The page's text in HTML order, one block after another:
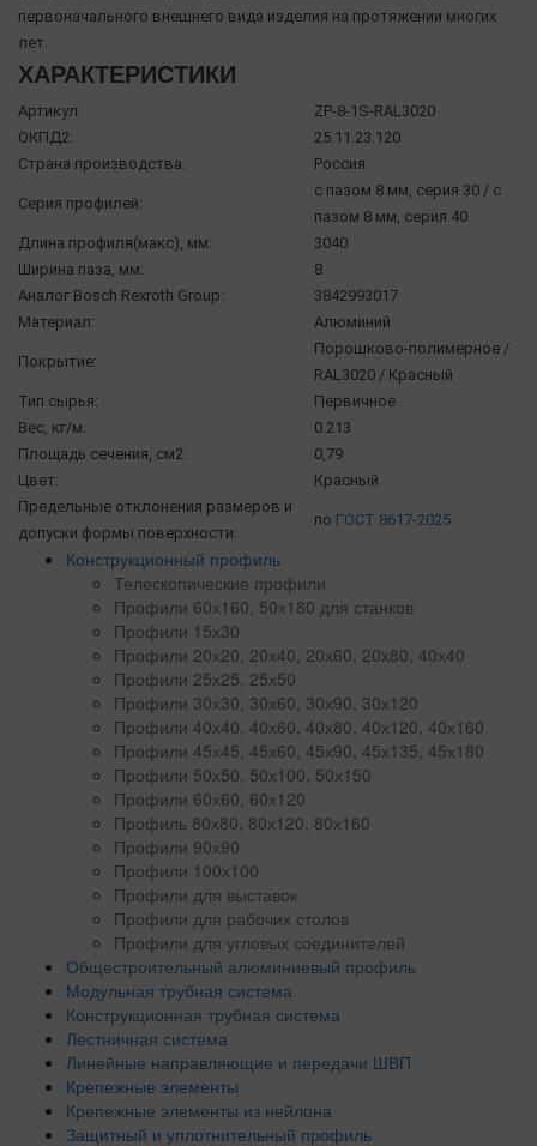
первоначального внешнего вида изделия на протяжении многих
лет.
ХАРАКТЕРИСТИКИ
Артикул:
ZP-8-1S-RAL3020
ОКПД2:
25.11.23.120
Страна производства:
Россия
Серия профилей:
с пазом 8 мм, серия 30 / с
пазом 8 мм, серия 40
Длина профиля(макс), мм:
3040
Ширина паза, мм:
8
Аналог Bosch Rexroth Group:
3842993017
Материал:
Алюминий
Покрытие:
Порошково-полимерное /
RAL3020 / Красный
Тип сырья:
Первичное
Вес, кг/м:
0.213
Площадь сечения, см2:
0,79
Цвет:
Красный
Предельные отклонения размеров и
допуски формы поверхности:
по ГОСТ 8617-2025
Конструкционный профиль
Телескопические профили
Профили 60х160, 50х180 для станков
Профили 15х30
Профили 20х20, 20х40, 20х60, 20x80, 40х40
Профили 25х25, 25х50
Профили 30х30, 30х60, 30х90, 30х120
Профили 40х40, 40х60, 40х80, 40х120, 40х160
Профили 45х45, 45х60, 45х90, 45х135, 45х180
Профили 50х50, 50х100, 50х150
Профили 60х60, 60х120
Профиль 80х80, 80х120, 80х160
Профили 90х90
Профили 100х100
Профили для выставок
Профили для рабочих столов
Профили для угловых соединителей
Общестроительный алюминиевый профиль
Модульная трубная система
Конструкционная трубная система
Лестничная система
Линейные направляющие и передачи ШВП
Крепежные элементы
Крепежные элементы из нейлона
Защитный и уплотнительный профиль